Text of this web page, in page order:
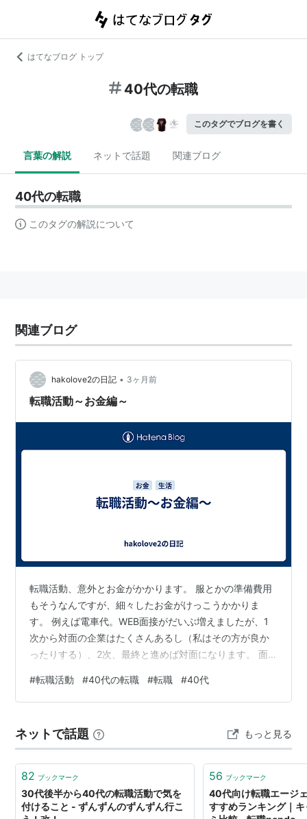
はてなブログ トップ
40代の転職
このタグでブログを書く
言葉の解説 ネットで話題 関連ブログ
40代の転職
このタグの解説について
関連ブログ
hakolove2の日記 • 3ヶ月前
転職活動～お金編～
転職活動、意外とお金がかかります。 服とかの準備費用
もそうなんですが、細々したお金がけっこうかかりま
す。 例えば電車代。WEB面接がだいぶ増えましたが、1
次から対面の企業はたくさんあるし（私はその方が良か
ったりする）、2次、最終と進めば対面になります。 面
す。 私はたまたま東京都アプリのポイントを貰えたタイ
ミングだったので、それで賄うことができたのはラッキ
有給も減ります。極力半休で乗り切ったので、3.5日しか
使いませんでしたが、面接の進み具合によってはそうも
いかないでしょう。 転職しよう！って…
#転職活動 #40代の転職 #転職 #40代
ネットで話題 もっと見る
82 ブックマーク
30代後半から40代の転職活動で気を
付けること - ずんずんのずんずん行こ
56 ブックマーク
40代向け転職エージ
すすめランキング｜